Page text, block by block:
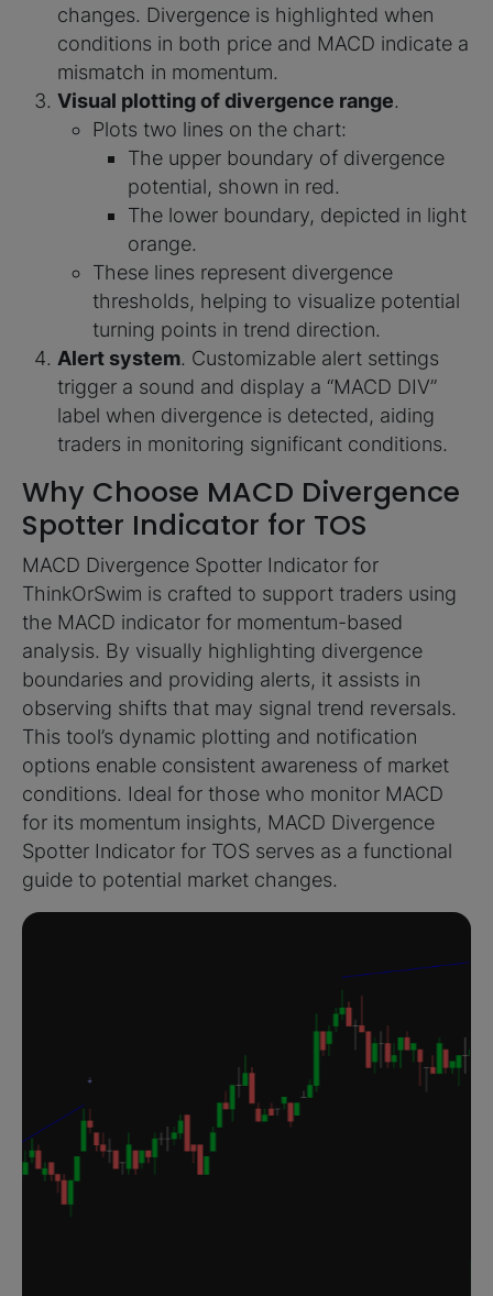
changes. Divergence is highlighted when
conditions in both price and MACD indicate a
mismatch in momentum.
Visual plotting of divergence range.
Plots two lines on the chart:
The upper boundary of divergence
potential, shown in red.
The lower boundary, depicted in light
orange.
These lines represent divergence
thresholds, helping to visualize potential
turning points in trend direction.
Alert system. Customizable alert settings
trigger a sound and display a “MACD DIV”
label when divergence is detected, aiding
traders in monitoring significant conditions.
Why Choose MACD Divergence
Spotter Indicator for TOS
MACD Divergence Spotter Indicator for
ThinkOrSwim is crafted to support traders using
the MACD indicator for momentum-based
analysis. By visually highlighting divergence
boundaries and providing alerts, it assists in
observing shifts that may signal trend reversals.
This tool’s dynamic plotting and notification
options enable consistent awareness of market
conditions. Ideal for those who monitor MACD
for its momentum insights, MACD Divergence
Spotter Indicator for TOS serves as a functional
guide to potential market changes.